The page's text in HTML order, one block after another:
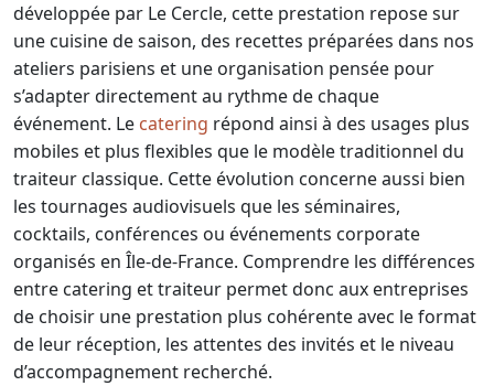
développée par Le Cercle, cette prestation repose sur
une cuisine de saison, des recettes préparées dans nos
ateliers parisiens et une organisation pensée pour
s’adapter directement au rythme de chaque
événement. Le catering répond ainsi à des usages plus
mobiles et plus flexibles que le modèle traditionnel du
traiteur classique. Cette évolution concerne aussi bien
les tournages audiovisuels que les séminaires,
cocktails, conférences ou événements corporate
organisés en Île-de-France. Comprendre les différences
entre catering et traiteur permet donc aux entreprises
de choisir une prestation plus cohérente avec le format
de leur réception, les attentes des invités et le niveau
d’accompagnement recherché.